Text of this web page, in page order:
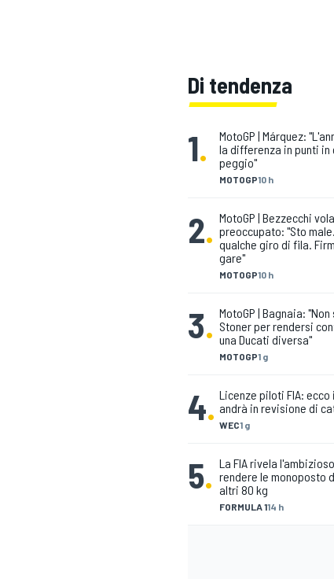
Di tendenza
1.
MOTOGP10 h
MotoGP | Márquez:
la differenza in punti in
peggio"
2.
MOTOGP10 h
MotoGP | Bezzecchi
preoccupato: "Sto
qualche giro di fila.
gare"
3.
MOTOGP1 g
MotoGP | Bagnaia:
Stoner per rendersi
una Ducati diversa"
4. WEC1 g
Licenze piloti FIA:
andrà in revisione di
5.
FORMULA 114 h
La FIA rivela
rendere le monoposto
altri 80 kg